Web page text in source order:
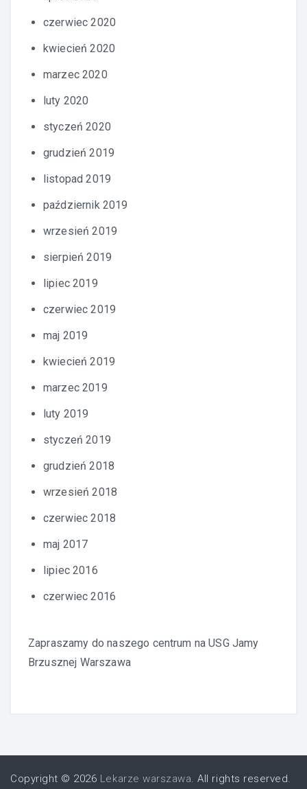
czerwiec 2020
kwiecień 2020
marzec 2020
luty 2020
styczeń 2020
grudzień 2019
listopad 2019
październik 2019
wrzesień 2019
sierpień 2019
lipiec 2019
czerwiec 2019
maj 2019
kwiecień 2019
marzec 2019
luty 2019
styczeń 2019
grudzień 2018
wrzesień 2018
czerwiec 2018
maj 2017
lipiec 2016
czerwiec 2016
Zapraszamy do naszego centrum naUSG Jamy
Brzusznej Warszawa
Copyright © 2026 Lekarze warszawa. All rights reserved.